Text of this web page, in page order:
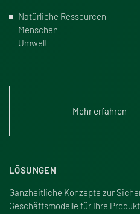
Natürliche Ressourcen
Menschen
Umwelt
Mehr erfahren
LÖSUNGEN
Ganzheitliche Konzepte zur
Geschäftsmodelle für Ihre